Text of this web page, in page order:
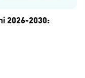
2026-2030: